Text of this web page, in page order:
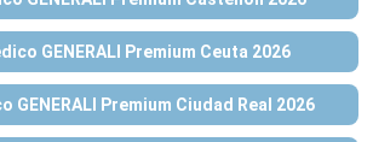
GENERALI Premium Ceuta 2026
GENERALI Premium Ciudad Real 2026